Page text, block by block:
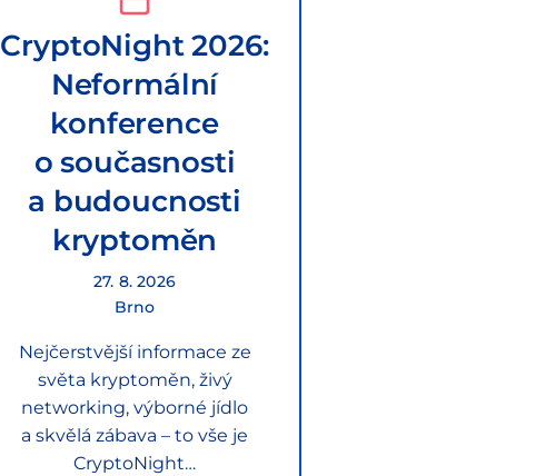
CryptoNight 2026:
Neformální
konference
o současnosti
a budoucnosti
kryptoměn
27. 8. 2026
Brno
Nejčerstvější informace ze
světa kryptoměn, živý
networking, výborné jídlo
a skvělá zábava – to vše je
CryptoNight…